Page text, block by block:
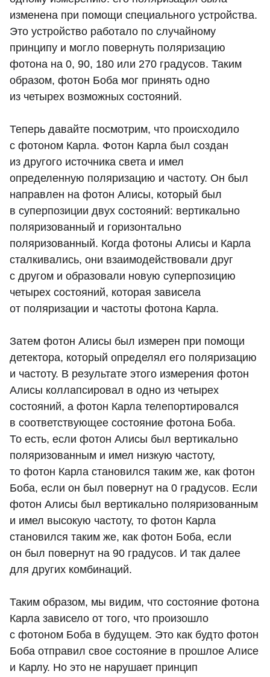
изменена при помощи специального устройства.
Это устройство работало по случайному
принципу и могло повернуть поляризацию
фотона на 0, 90, 180 или 270 градусов. Таким
образом, фотон Боба мог принять одно
из четырех возможных состояний.
Теперь давайте посмотрим, что происходило
с фотоном Карла. Фотон Карла был создан
из другого источника света и имел
определенную поляризацию и частоту. Он был
направлен на фотон Алисы, который был
в суперпозиции двух состояний: вертикально
поляризованный и горизонтально
поляризованный. Когда фотоны Алисы и Карла
сталкивались, они взаимодействовали друг
с другом и образовали новую суперпозицию
четырех состояний, которая зависела
от поляризации и частоты фотона Карла.
Затем фотон Алисы был измерен при помощи
детектора, который определял его поляризацию
и частоту. В результате этого измерения фотон
Алисы коллапсировал в одно из четырех
состояний, а фотон Карла телепортировался
в соответствующее состояние фотона Боба.
То есть, если фотон Алисы был вертикально
поляризованным и имел низкую частоту,
то фотон Карла становился таким же, как фотон
Боба, если он был повернут на 0 градусов. Если
фотон Алисы был вертикально поляризованным
и имел высокую частоту, то фотон Карла
становился таким же, как фотон Боба, если
он был повернут на 90 градусов. И так далее
для других комбинаций.
Таким образом, мы видим, что состояние фотона
Карла зависело от того, что произошло
с фотоном Боба в будущем. Это как будто фотон
Боба отправил свое состояние в прошлое Алисе
и Карлу. Но это не нарушает принцип